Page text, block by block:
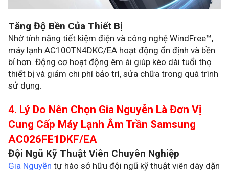
Tăng Độ Bền Của Thiết Bị
Nhờ tính năng tiết kiệm điện và công nghệ WindFree™,
máy lạnh AC100TN4DKC/EA hoạt động ổn định và bền
bỉ hơn. Động cơ hoạt động êm ái giúp kéo dài tuổi thọ
thiết bị và giảm chi phí bảo trì, sửa chữa trong quá trình
sử dụng.
4. Lý Do Nên Chọn Gia Nguyễn Là Đơn Vị
Cung Cấp Máy Lạnh Âm Trần Samsung
AC026FE1DKF/EA
Đội Ngũ Kỹ Thuật Viên Chuyên Nghiệp
Gia Nguyễn tự hào sở hữu đội ngũ kỹ thuật viên dày dặn